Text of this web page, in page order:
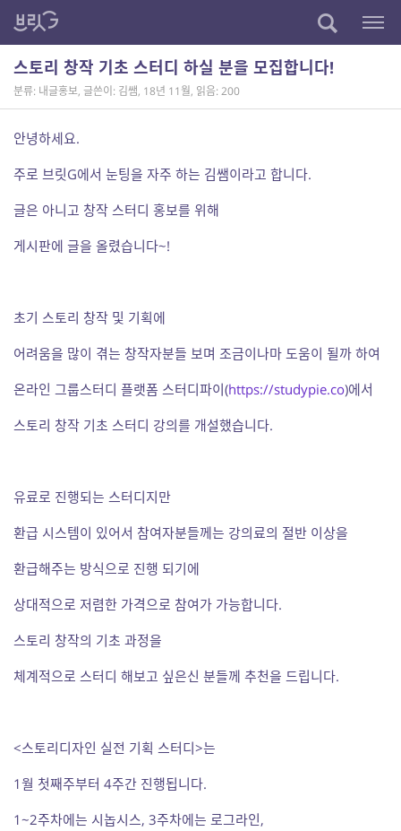
스토리 창작 기초 스터디 하실 분을 모집합니다!
분류: 내글홍보, 글쓴이: 김쌤, 18년 11월, 읽음: 200
안녕하세요.
주로 브릿G에서 눈팅을 자주 하는 김쌤이라고 합니다.
글은 아니고 창작 스터디 홍보를 위해
게시판에 글을 올렸습니다~!
초기 스토리 창작 및 기획에
어려움을 많이 겪는 창작자분들 보며 조금이나마 도움이 될까 하여
온라인 그룹스터디 플랫폼 스터디파이(https://studypie.co)에서
스토리 창작 기초 스터디 강의를 개설했습니다.
유료로 진행되는 스터디지만
환급 시스템이 있어서 참여자분들께는 강의료의 절반 이상을
환급해주는 방식으로 진행 되기에
상대적으로 저렴한 가격으로 참여가 가능합니다.
스토리 창작의 기초 과정을
체계적으로 스터디 해보고 싶은신 분들께 추천을 드립니다.
<스토리디자인 실전 기획 스터디>는
1월 첫째주부터 4주간 진행됩니다.
1~2주차에는 시놉시스, 3주차에는 로그라인,